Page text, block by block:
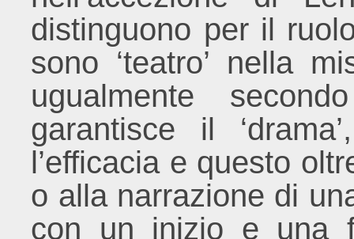
distinguono per il
sono ‘teatro’ nella
ugualmente
garantisce il
l’efficacia e questo
o alla narrazione di
con un inizio e una